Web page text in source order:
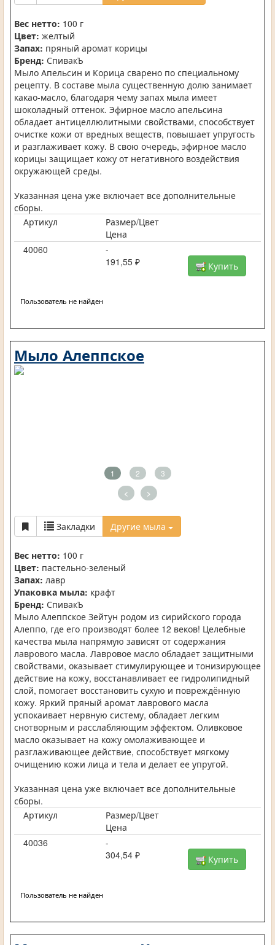
Вес нетто: 100 г
Цвет: желтый
Запах: пряный аромат корицы
Бренд: СпивакЪ
Мыло Апельсин и Корица сварено по специальному
рецепту. В составе мыла существенную долю занимает
какао-масло, благодаря чему запах мыла имеет
шоколадный оттенок. Эфирное масло апельсина
обладает антицеллюлитными свойствами, способствует
очистке кожи от вредных веществ, повышает упругость
и разглаживает кожу. В свою очередь, эфирное масло
корицы защищает кожу от негативного воздействия
окружающей среды.
Указанная цена уже включает все дополнительные
сборы.
Артикул
Размер/Цвет
Цена
40060
-
191,55 ₽
Купить
Пользователь не найден
Мыло Алеппское
1 2 3
< >
Закладки Другие мыла
Вес нетто: 100 г
Цвет: пастельно-зеленый
Запах: лавр
Упаковка мыла: крафт
Бренд: СпивакЪ
Мыло Алеппское Зейтун родом из сирийского города
Алеппо, где его производят более 12 веков! Целебные
качества мыла напрямую зависят от содержания
лаврового масла. Лавровое масло обладает защитными
свойствами, оказывает стимулирующее и тонизирующее
действие на кожу, восстанавливает ее гидролипидный
слой, помогает восстановить сухую и повреждённую
кожу. Яркий пряный аромат лаврового масла
успокаивает нервную систему, обладает легким
снотворным и расслабляющим эффектом. Оливковое
масло оказывает на кожу омолаживающее и
разглаживающее действие, способствует мягкому
очищению кожи лица и тела и делает ее упругой.
Указанная цена уже включает все дополнительные
сборы.
Артикул
Размер/Цвет
Цена
40036
-
304,54 ₽
Купить
Пользователь не найден